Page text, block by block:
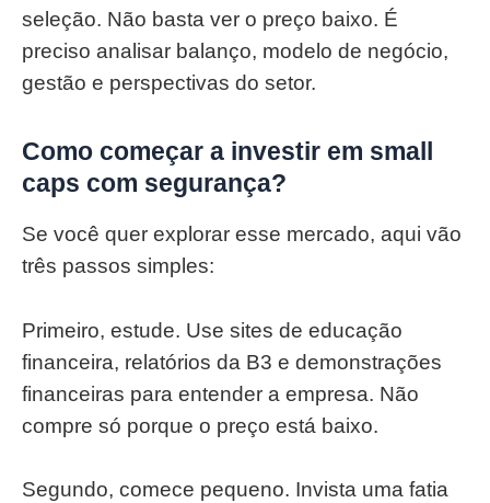
seleção. Não basta ver o preço baixo. É
preciso analisar balanço, modelo de negócio,
gestão e perspectivas do setor.
Como começar a investir em small
caps com segurança?
Se você quer explorar esse mercado, aqui vão
três passos simples:
Primeiro, estude. Use sites de educação
financeira, relatórios da B3 e demonstrações
financeiras para entender a empresa. Não
compre só porque o preço está baixo.
Segundo, comece pequeno. Invista uma fatia